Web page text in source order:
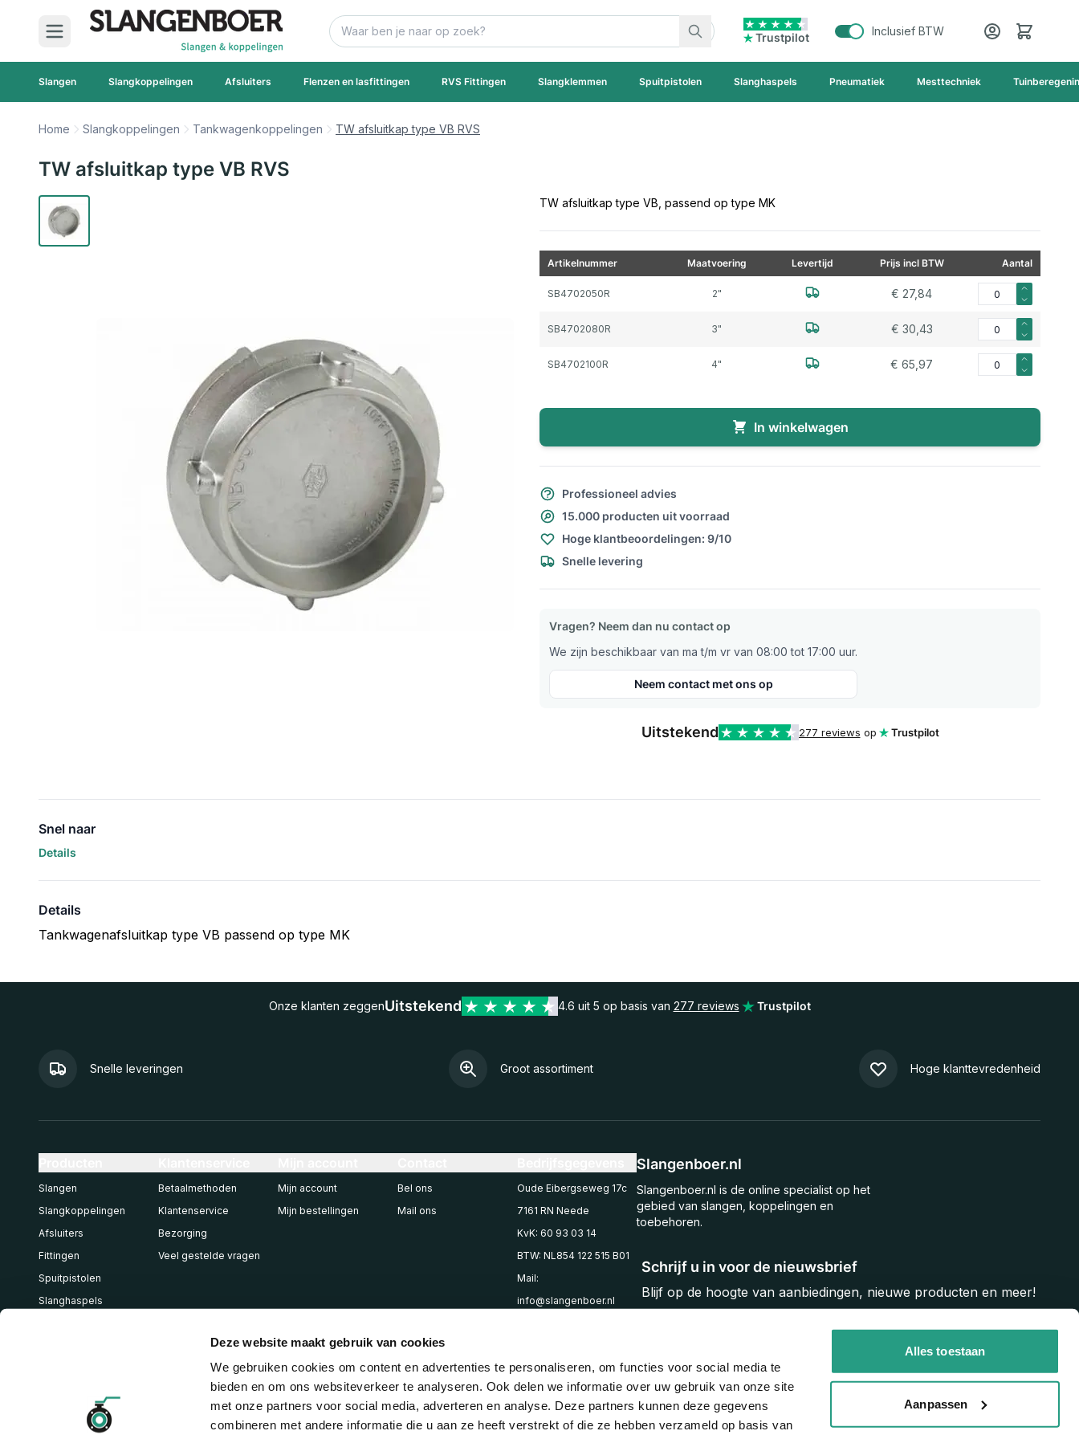
Deze website maakt gebruik van cookies
We gebruiken cookies om content en advertenties te personaliseren, om functies voor social media te
bieden en om ons websiteverkeer te analyseren. Ook delen we informatie over uw gebruik van onze site
met onze partners voor social media, adverteren en analyse. Deze partners kunnen deze gegevens
combineren met andere informatie die u aan ze heeft verstrekt of die ze hebben verzameld op basis van
Alles toestaan
Aanpassen
Ga naar de inhoud
Zoek
Trustpilot
Inclusief BTW Cart
Slangen Slangkoppelingen Afsluiters Flenzen en lasfittingen RVS Fittingen Slangklemmen Spuitpistolen Slanghaspels Pneumatiek Mesttechniek
Home Slangkoppelingen Tankwagenkoppelingen TW afsluitkap type VB RVS
TW afsluitkap type VB RVS
TW afsluitkap type VB, passend op type MK
Artikelnummer Maatvoering Levertijd Prijs incl BTW Aantal
SB4702050R 2" € 27,84 Aantal voor TW
SB4702080R 3" € 30,43 Aantal voor TW
SB4702100R 4" € 65,97 Aantal voor TW
In winkelwagen
Professioneel advies
15.000 producten uit voorraad
Hoge klantbeoordelingen: 9/10
Snelle levering
Vragen? Neem dan nu contact op
We zijn beschikbaar van ma t/m vr van 08:00 tot 17:00 uur.
Neem contact met ons op
Uitstekend 277 reviews op Trustpilot
Snel naar
Details
Details
Tankwagenafsluitkap type VB passend op type MK
Onze klanten zeggenUitstekend 4.6 uit 5 op basis van 277 reviews Trustpilot
Snelle leveringen Groot assortiment Hoge klanttevredenheid
Schrijf u in voor de nieuwsbrief
Blijf op de hoogte van aanbiedingen, nieuwe producten en meer!
Slangenboer.nl
Slangenboer.nl is de online specialist op het
gebied van slangen, koppelingen en
toebehoren.
Slangen
Slangkoppelingen
Afsluiters
Fittingen
Spuitpistolen
Slanghaspels
Betaalmethoden
Klantenservice
Bezorging
Veel gestelde vragen
Mijn account
Mijn bestellingen
Bel ons
Mail ons
Oude Eibergseweg 17c
7161 RN Neede
KvK: 60 93 03 14
BTW: NL854 122 515 B01
Mail:
info@slangenboer.nl